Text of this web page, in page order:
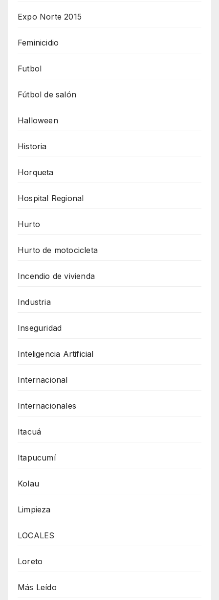
Expo Norte 2015
Feminicidio
Futbol
Fútbol de salón
Halloween
Historia
Horqueta
Hospital Regional
Hurto
Hurto de motocicleta
Incendio de vivienda
Industria
Inseguridad
Inteligencia Artificial
Internacional
Internacionales
Itacuá
Itapucumí
Kolau
Limpieza
LOCALES
Loreto
Más Leído